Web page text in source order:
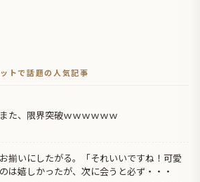
で話題の人気記事
た、限界突破ｗｗｗｗｗｗ
揃いにしたがる。「それいいですね！可愛
は嬉しかったが、次に会うと必ず・・・